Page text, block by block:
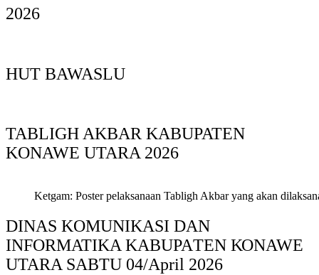
2026
HUT BAWASLU
TABLIGH AKBAR KABUPATEN
KONAWE UTARA 2026
Ketgam: Poster pelaksanaan Tabligh Akbar yang akan
DINAS KOMUNIKASI DAN
INFORMATIKA KABUPAΤΕΝ ΚΟNAWE
UTARA SABTU 04/April 2026